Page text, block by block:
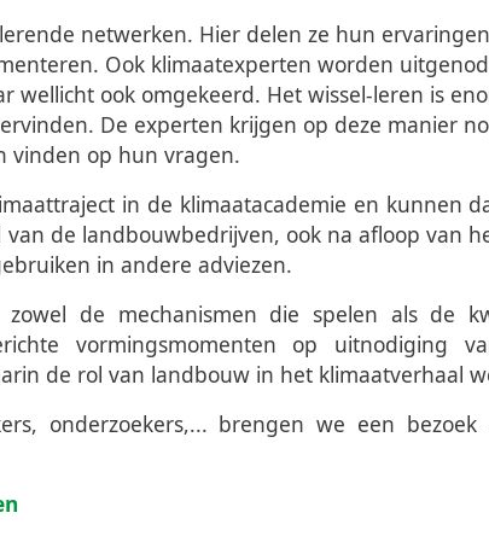
netwerken. Hier delen ze hun
Ook klimaatexperten worden
ook omgekeerd. Het wissel-leren is
De experten krijgen op deze manier
vinden op hun vragen.
in de klimaatacademie en kunnen
de landbouwbedrijven, ook na afloop van
in andere adviezen.
de mechanismen die spelen als de
vormingsmomenten op uitnodiging
de rol van landbouw in het klimaatverhaal
onderzoekers,... brengen we een